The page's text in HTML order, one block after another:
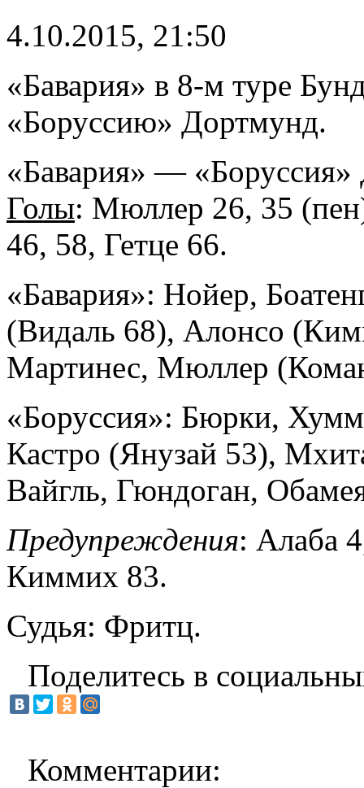
4.10.2015, 21:50
«Бавария» в 8-м туре
«Боруссию» Дортмунд.
«Бавария» —
Голы: Мюллер 26, 35
46, 58, Гетце 66.
«Бавария»: Нойер,
(Видаль 68), Алонсо
Мартинес, Мюллер
«Боруссия»: Бюрки,
Кастро (Янузай 53),
Вайгль, Гюндоган,
Предупреждения: Алаба
Киммих 83.
Судья: Фритц.
Поделитесь в
Комментарии: